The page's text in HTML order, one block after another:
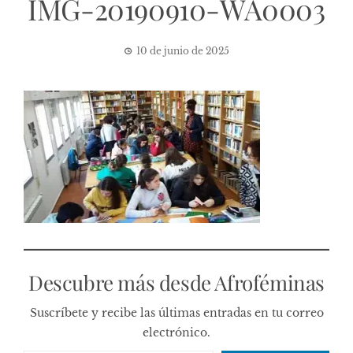
IMG-20190910-WA0003
10 de junio de 2025
Descubre más desde Afroféminas
Suscríbete y recibe las últimas entradas en tu correo
electrónico.